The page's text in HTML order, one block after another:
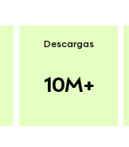
Descargas
10M+